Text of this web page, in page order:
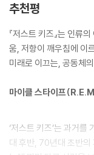
다. 그 당시엔 내가 그들
같은 서점 직원이었을
참으로 흥미롭고 신비스
른 왠지 익숙한 인물이
손을 내 머리에 얹고서
해 각별한 애정을 담아
이 문화적 세례를 받으
더욱 그렇다. 이 외에도
에서 녹음한 일이며, 랭
한 이야기, 메트로폴리
프에 대한 후원 등 패티
큐처럼 펼쳐진다. 당대
화 지형도를 그려볼 수
추천평
『저스트 키즈』는 인류
움, 저항이 깨우침에 이
미래로 이끄는, 공동체
마이클 스타이프(R.E.M.
‘저스트 키즈’는 과거
대 후반, 70년대 초반의